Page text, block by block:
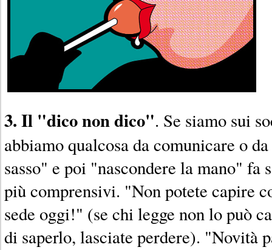
3. Il "dico non dico". Se siamo sui
abbiamo qualcosa da comunicare o
sasso" e poi "nascondere la mano" fa
più comprensivi. "Non potete capire
sede oggi!" (se chi legge non lo può
di saperlo, lasciate perdere). "Novità